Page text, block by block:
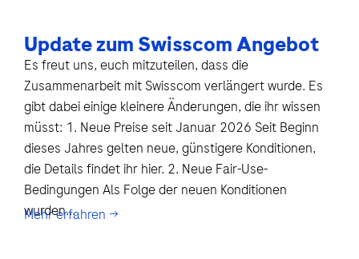
Update zum Swisscom Angebot
Es freut uns, euch mitzuteilen, dass die
Zusammenarbeit mit Swisscom verlängert wurde. Es
gibt dabei einige kleinere Änderungen, die ihr wissen
müsst: 1. Neue Preise seit Januar 2026 Seit Beginn
dieses Jahres gelten neue, günstigere Konditionen,
die Details findet ihr hier. 2. Neue Fair-Use-
Bedingungen Als Folge der neuen Konditionen
wurden...
Mehr erfahren →